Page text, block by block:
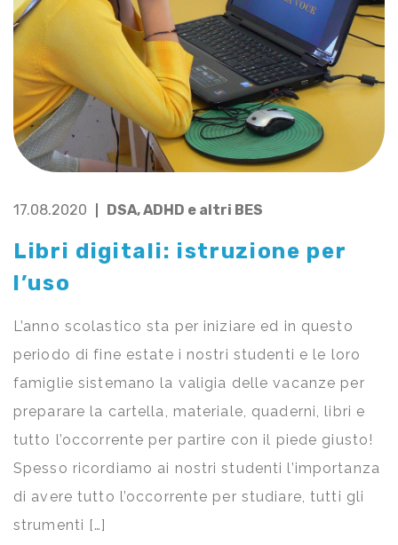
17.08.2020 DSA, ADHD e altri BES
Libri digitali: istruzione per
l’uso
L’anno scolastico sta per iniziare ed in questo
periodo di fine estate i nostri studenti e le loro
famiglie sistemano la valigia delle vacanze per
preparare la cartella, materiale, quaderni, libri e
tutto l’occorrente per partire con il piede giusto!
Spesso ricordiamo ai nostri studenti l’importanza
di avere tutto l’occorrente per studiare, tutti gli
strumenti […]